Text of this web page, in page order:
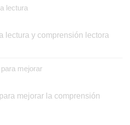
lectura y comprensión lectora
mejorar la comprensión